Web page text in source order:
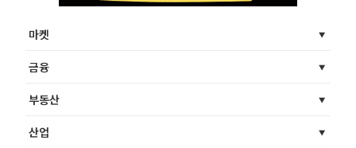
마켓
금융
부동산
산업